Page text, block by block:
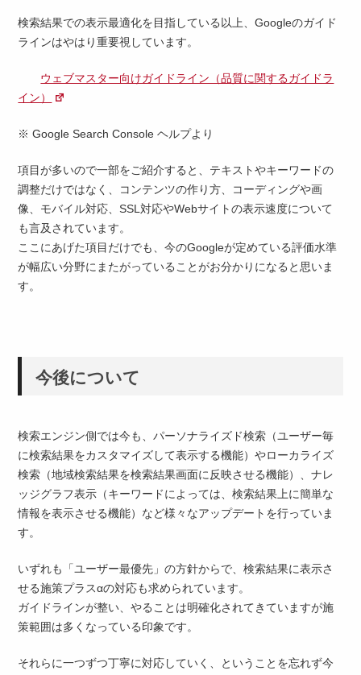
検索結果での表示最適化を目指している以上、Googleのガイド
ラインはやはり重要視しています。
ウェブマスター向けガイドライン（品質に関するガイドラ
イン）
※ Google Search Console ヘルプより
項目が多いので一部をご紹介すると、テキストやキーワードの
調整だけではなく、コンテンツの作り方、コーディングや画
像、モバイル対応、SSL対応やWebサイトの表示速度について
も言及されています。
ここにあげた項目だけでも、今のGoogleが定めている評価水準
が幅広い分野にまたがっていることがお分かりになると思いま
す。
今後について
検索エンジン側では今も、パーソナライズド検索（ユーザー毎
に検索結果をカスタマイズして表示する機能）やローカライズ
検索（地域検索結果を検索結果画面に反映させる機能）、ナレ
ッジグラフ表示（キーワードによっては、検索結果上に簡単な
情報を表示させる機能）など様々なアップデートを行っていま
す。
いずれも「ユーザー最優先」の方針からで、検索結果に表示さ
せる施策プラスαの対応も求められています。
ガイドラインが整い、やることは明確化されてきていますが施
策範囲は多くなっている印象です。
それらに一つずつ丁寧に対応していく、ということを忘れず今